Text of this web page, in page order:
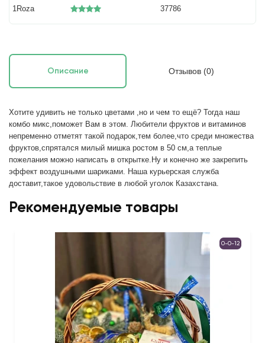
1Roza 37786
Описание Отзывов (0)
Хотите удивить не только цветами ,но и чем то ещё? Тогда наш
комбо микс,поможет Вам в этом. Любители фруктов и витаминов
непременно отметят такой подарок,тем более,что среди множества
фруктов,спрятался милый мишка ростом в 50 см,а теплые
пожелания можно написать в открытке.Ну и конечно же закрепить
эффект воздушными шариками. Наша курьерская служба
доставит,такое удовольствие в любой уголок Казахстана.
Рекомендуемые товары
0-0-12